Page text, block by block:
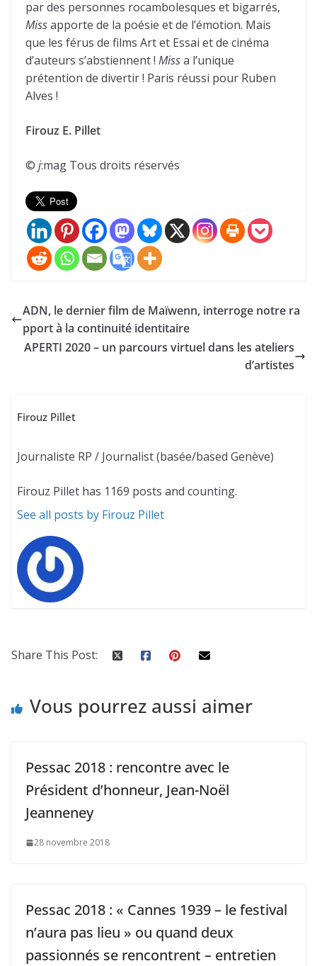
par des personnes rocambolesques et bigarrés,
Missapporte de la poésie et de l’émotion. Mais
que les férus de films Art et Essai et de cinéma
d’auteurs s’abstiennent ! Missa l’unique
prétention de divertir ! Paris réussi pour Ruben
Alves !
Firouz E. Pillet
© j:mag Tous droits réservés
ADN, le dernier film de Maïwenn, interroge notre ra
pport à la continuité identitaire
APERTI 2020 – un parcours virtuel dans les ateliers
d’artistes
Firouz Pillet
Journaliste RP / Journalist (basée/based Genève)
Firouz Pillet has 1169 posts and counting.
See all posts by Firouz Pillet
Share This Post:
Vous pourrez aussi aimer
Pessac 2018 : rencontre avec le
Président d’honneur, Jean-Noël
Jeanneney
28 novembre 2018
Pessac 2018 : « Cannes 1939 – le festival
n’aura pas lieu » ou quand deux
passionnés se rencontrent – entretien